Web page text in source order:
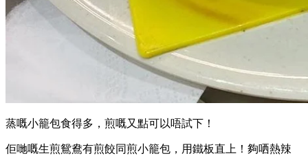
蒸嘅小籠包食得多，煎嘅又點可以唔試下！
佢哋嘅生煎鴛鴦有煎餃同煎小籠包，用鐵板直上！夠哂熱辣